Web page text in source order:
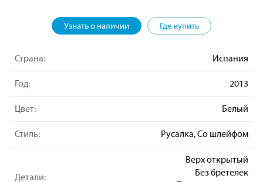
Узнать о наличии Где купить
Страна: Испания
Год: 2013
Цвет: Белый
Стиль: Русалка, Со шлейфом
Детали:
Верх открытый
Без бретелек